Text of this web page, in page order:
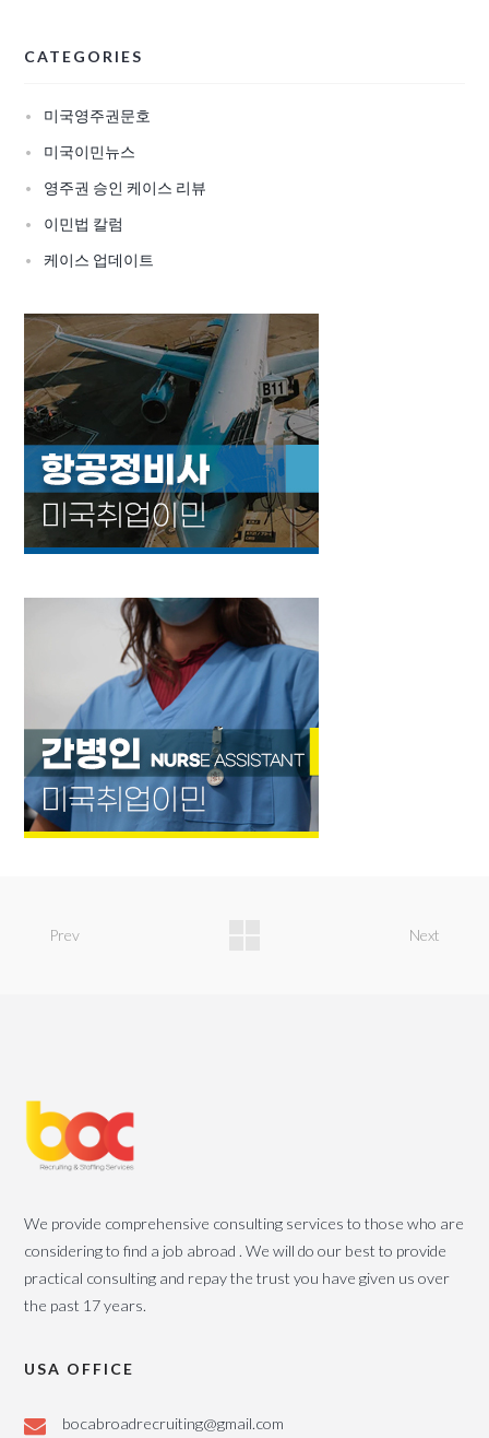
CATEGORIES
미국영주권문호
미국이민뉴스
영주권 승인 케이스 리뷰
이민법 칼럼
케이스 업데이트
Prev Next
We provide comprehensive consulting services to those who are
considering to find a job abroad . We will do our best to provide
practical consulting and repay the trust you have given us over
the past 17 years.
USA OFFICE
bocabroadrecruiting@gmail.com